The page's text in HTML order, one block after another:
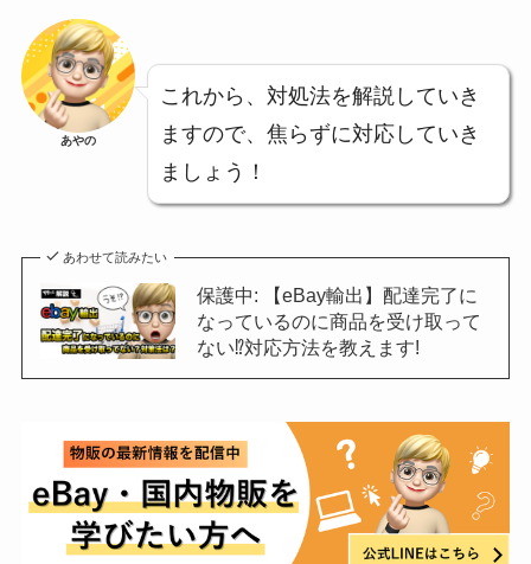
あやの
これから、対処法を解説していき
ますので、焦らずに対応していき
ましょう！
あわせて読みたい
保護中: 【eBay輸出】配達完了に
なっているのに商品を受け取って
ない⁉対応方法を教えます!